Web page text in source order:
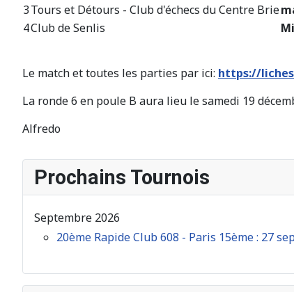
Prochains Tournois
Septembre 2026
20ème Rapide Club 608 - Paris 15ème : 27
3Tours et Détours - Club d'échecs du Centre Brie
4Club de Senlis
Le match et toutes les parties par ici: https://
La ronde 6 en poule B aura lieu le samedi 19
Alfredo